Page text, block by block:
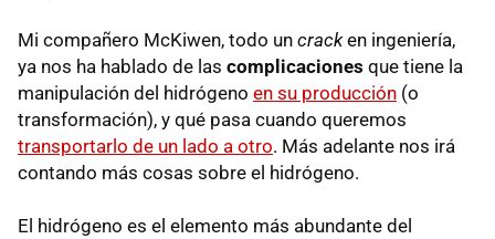
Mi compañero McKiwen, todo un cracken ingeniería,
ya nos ha hablado de las complicaciones que tiene la
manipulación del hidrógeno en su producción (o
transformación), y qué pasa cuando queremos
transportarlo de un lado a otro. Más adelante nos irá
contando más cosas sobre el hidrógeno.
El hidrógeno es el elemento más abundante del